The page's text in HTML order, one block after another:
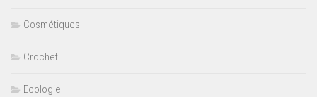
Cosmétiques
Crochet
Ecologie